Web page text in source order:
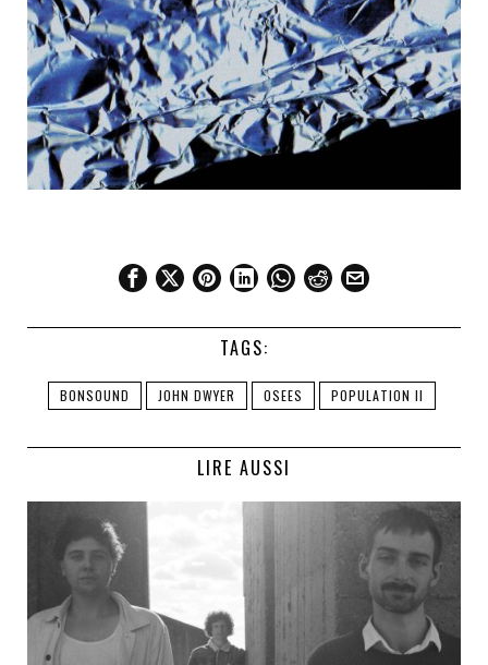
TAGS:
BONSOUND JOHN DWYER OSEES POPULATION II
LIRE AUSSI